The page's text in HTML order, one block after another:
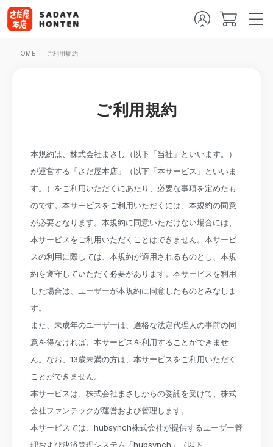
HOME ご利用規約
ご利用規約
本規約は、株式会社まさし（以下「当社」といいます。）
が運営する「さだ屋本店」（以下「本サービス」といいま
す。）をご利用いただくにあたり、必要な事項を定めたも
のです。本サービスをご利用いただくには、本規約の同意
が必要となります。本規約に同意いただけない場合には、
本サービスをご利用いただくことはできません。本サービ
スの利用に際しては、本規約が適用されるものとし、本規
約を遵守していただく必要があります。本サービスを利用
した場合は、ユーザーが本規約に同意したものとみなしま
す。
また、未成年のユーザーは、適格な法定代理人の事前の同
意を得なければ、本サービスを利用することができませ
ん。なお、13歳未満の方は、本サービスをご利用いただく
ことができません。
本サービスは、株式会社まさしからの委託を受けて、株式
会社ファンテックが運営および管理します。
本サービスでは、hubsynch株式会社が提供するユーザー管
理および決済管理システム「hubsynch」（以下